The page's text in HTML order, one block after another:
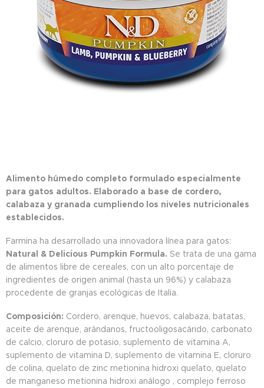
Alimento húmedo completo formulado especialmente
para gatos adultos. Elaborado a base de cordero,
calabaza y granada cumpliendo los niveles nutricionales
establecidos.
Farmina ha desarrollado una innovadora línea para gatos:
Natural & Delicious Pumpkin Formula. Se trata de una gama
de alimentos libre de cereales, con un alto porcentaje de
ingredientes de origen animal (hasta un 96%) y calabaza
procedente de granjas ecológicas de Italia.
Composición: Cordero, arenque, huevos, calabaza, batatas,
aceite de arenque, arándanos, fructooligosacárido, carbonato
de calcio, cloruro de potasio, suplemento de vitamina A,
suplemento de vitamina D, suplemento de vitamina E, cloruro
de colina, quelato de zinc metionina hidroxi quelato, quelato
de manganeso metionina hidroxi análogo , complejo ferroso